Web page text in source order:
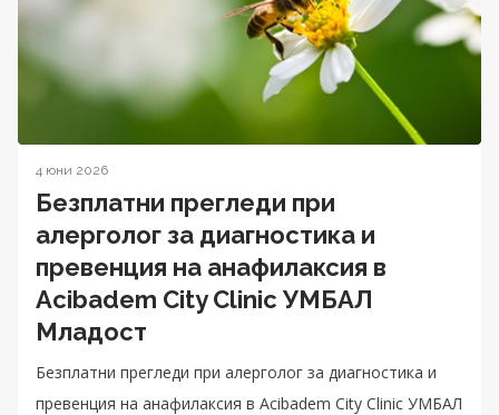
4 юни 2026
Безплатни прегледи при
алерголог за диагностика и
превенция на анафилаксия в
Acibadem City Clinic УМБАЛ
Младост
Безплатни прегледи при алерголог за диагностика и
превенция на анафилаксия в Acibadem City Clinic УМБАЛ